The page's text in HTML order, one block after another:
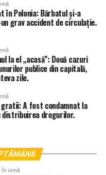
în Polonia: Bărbatul și-a
grav accident de circulație.
la el „acasă”: Două cazuri
publice din capitală,
zile.
A fost condamnat la
drogurilor.
în urmă